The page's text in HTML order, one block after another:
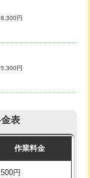
円
場見積
円+材料費
円+材料費
円
円
円
円
表
作業料金
円